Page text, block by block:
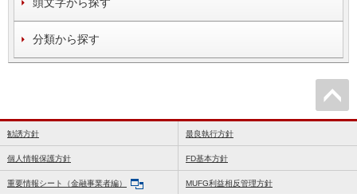
分類から探す
勧誘方針 最良執行方針
個人情報保護方針 FD基本方針
重要情報シート（金融事業者編） MUFG利益相反管理方針